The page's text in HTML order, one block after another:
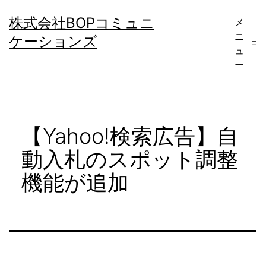
ン
テ
株式会社BOPコミュニ
ケーションズ
メ
ニ
ュ
ー
【Yahoo!検索広告】自
動入札のスポット調整
機能が追加